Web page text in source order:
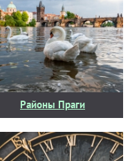
Районы Праги